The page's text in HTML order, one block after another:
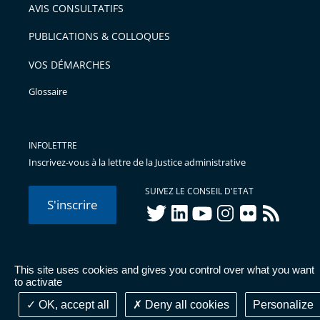
This site uses cookies and gives you control over what you want
to activate
OK, accept all
Deny all cookies Personalize
avant
AVIS CONSULTATIFS
PUBLICATIONS & COLLOQUES
VOS DÉMARCHES
Glossaire
INFOLETTRE
Inscrivez-vous à la lettre de la Justice administrative
S'inscrire
SUIVEZ LE CONSEIL D'ETAT
twitterlinkedInyoutubeinstagram
flickr rss
© Conseil d'État 2026 - Mentions légales
Données
personnelles-Publications administratives-Accessibilité :
partiellement conforme